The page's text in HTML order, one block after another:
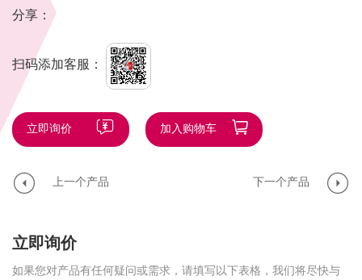
分享：
扫码添加客服：
立即询价 加入购物车
上一个产品 下一个产品
立即询价
如果您对产品有任何疑问或需求，请填写以下表格，我们将尽快与